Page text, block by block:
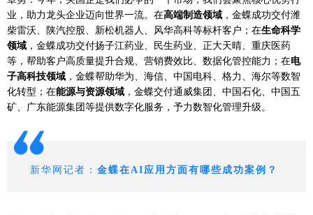
业，助力龙头企业迈向世界一流。在高端制造领域 ，金蝶成功交付潍
柴雷沃、陕汽控股、新松机器人、风华高科等标杆客户；在生命科学
领域 ，金蝶成功交付扬子江药业、民生药业、正大天晴、重庆医药
等，帮助客户高质量提升合规、营销费效比、数据化管控能力；在电
子高科技领域 ，金蝶帮助华为、海信、中国电科、格力、海尔等数智
化转型；在能源与资源领域 ，金蝶交付通威集团、中国石化、 中国五
矿 、广东能源集团等提供数字化服务，予力数智化管理升级。
新华网记者： 金蝶在AI应用方面有哪些成功案例？